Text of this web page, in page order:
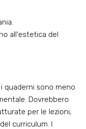
all'estetica del
quaderni sono meno
Dovrebbero
per le lezioni,
curriculum. I